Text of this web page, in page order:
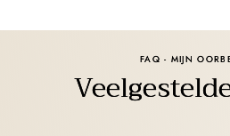
FAQ - MIJN